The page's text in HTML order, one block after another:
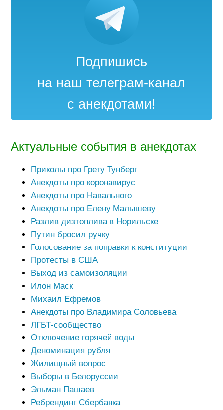
Подпишись
на наш телеграм-канал
с анекдотами!
Актуальные события в анекдотах
Приколы про Грету Тунберг
Анекдоты про коронавирус
Анекдоты про Навального
Анекдоты про Елену Малышеву
Разлив дизтоплива в Норильске
Путин бросил ручку
Голосование за поправки к конституции
Протесты в США
Выход из самоизоляции
Илон Маск
Михаил Ефремов
Анекдоты про Владимира Соловьева
ЛГБТ-сообщество
Отключение горячей воды
Деноминация рубля
Жилищный вопрос
Выборы в Белоруссии
Эльман Пашаев
Ребрендинг Сбербанка